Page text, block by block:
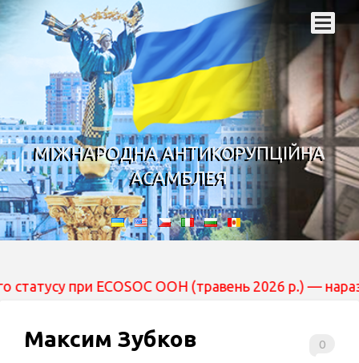
МІЖНАРОДНА АНТИКОРУПЦІЙНА
АСАМБЛЕЯ
при ECOSOC ООН (травень 2026 р.) —
0
Максим Зубков